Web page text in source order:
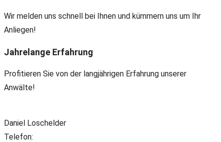
Wir melden uns schnell bei Ihnen und kümmern uns um Ihr
Anliegen!
Jahrelange Erfahrung
Profitieren Sie von der langjährigen Erfahrung unserer
Anwälte!
Daniel Loschelder
Telefon: